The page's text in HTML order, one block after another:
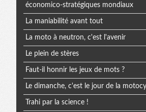
économico-stratégiques mondiaux
La maniabilité avant tout
La moto à neutron, c'est l'avenir
Le plein de stères
Faut-il honnir les jeux de mots ?
Le dimanche, c'est le jour de la
Trahi par la science !